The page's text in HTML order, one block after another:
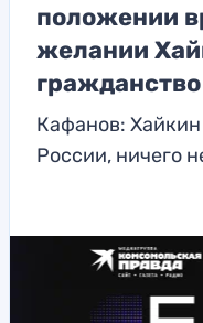
положении
желании
Кафанов: Хайкин
России, ничего